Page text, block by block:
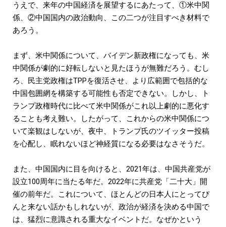
うえで、来年の中国経済を展望するにあたって、①米中関
係、②中国国内の政治動向、この二つが注目すべき材料で
あろう。
まず、米中関係について、バイデン新政権になっても、米
中関係が劇的に好転しないと見たほうが無難だろう。むし
ろ、民主党政権はTPPを復活させ、より広範囲で包括的な
中国包囲網を構築する可能性も否定できない。しかし、ト
ランプ政権時代に比べて米中関係がこれ以上劇的に悪化す
ることも考え難い。したがって、これからの米中関係につ
いて楽観はしないが、夜中、トランプ氏のツイッター投稿
を心配し、眠れないほど神経質になる必要はなさそうだ。
また、中国国内に目を向けると、2021年は、中国共産党が
設立100周年に当たる年だ。2022年に共産党「二十大」開
催の前年だ。これについて、ほとんどの日本人にとってぴ
んと来ない話かもしれないが、政治が経済を決める中国で
は、猛烈に意識される重大なイベントだ。なぜかという